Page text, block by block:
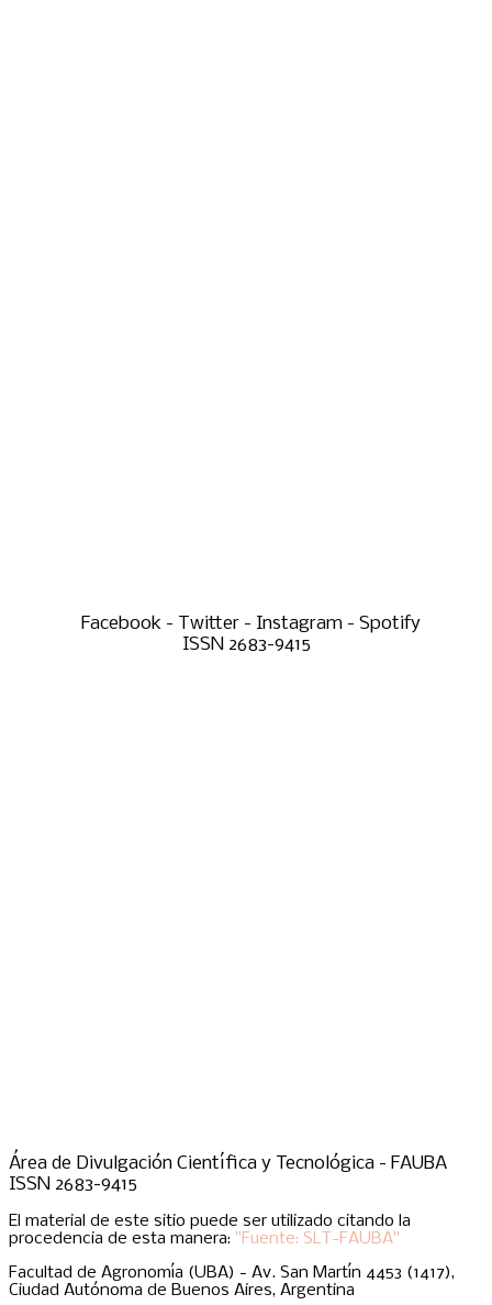
Facebook - Twitter - Instagram - Spotify
ISSN 2683-9415
Área de Divulgación Científica y Tecnológica - FAUBA
ISSN 2683-9415
El material de este sitio puede ser utilizado citando la
procedencia de esta manera: "Fuente: SLT-FAUBA"
Facultad de Agronomía (UBA) - Av. San Martín 4453 (1417),
Ciudad Autónoma de Buenos Aires, Argentina